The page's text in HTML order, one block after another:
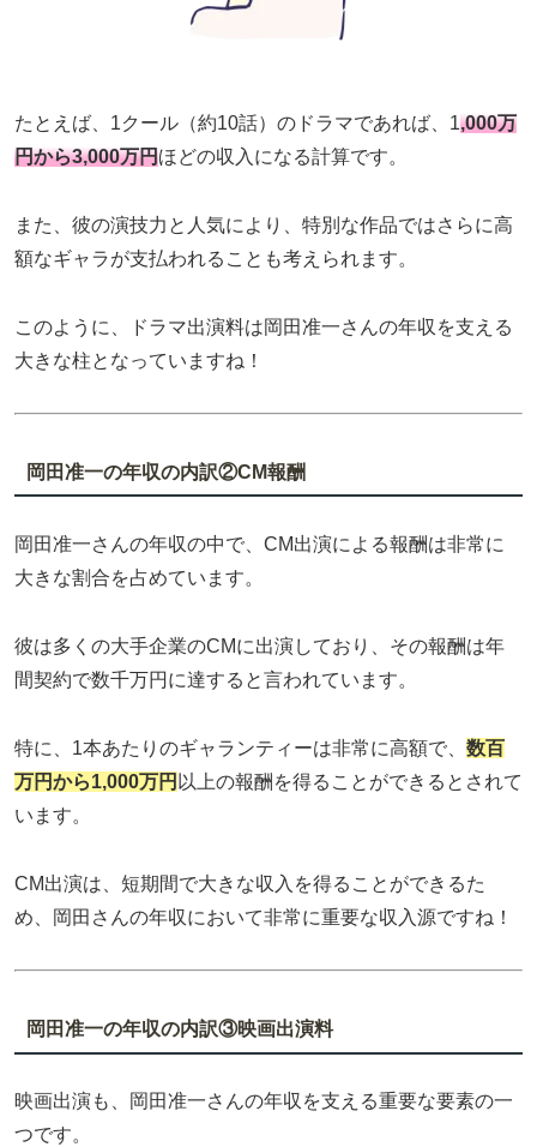
たとえば、1クール（約10話）のドラマであれば、1,000万
円から3,000万円ほどの収入になる計算です。
また、彼の演技力と人気により、特別な作品ではさらに高
額なギャラが支払われることも考えられます。
このように、ドラマ出演料は岡田准一さんの年収を支える
大きな柱となっていますね！
岡田准一の年収の内訳②CM報酬
岡田准一さんの年収の中で、CM出演による報酬は非常に
大きな割合を占めています。
彼は多くの大手企業のCMに出演しており、その報酬は年
間契約で数千万円に達すると言われています。
特に、1本あたりのギャランティーは非常に高額で、 数百
万円から1,000万円 以上の報酬を得ることができるとされて
います。
CM出演は、短期間で大きな収入を得ることができるた
め、岡田さんの年収において非常に重要な収入源ですね！
岡田准一の年収の内訳③映画出演料
映画出演も、岡田准一さんの年収を支える重要な要素の一
つです。